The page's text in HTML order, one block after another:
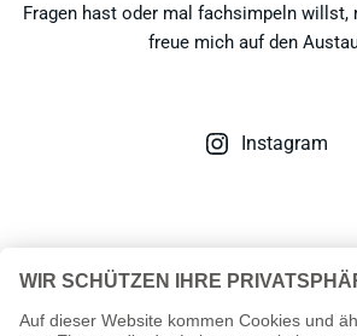
Fragen hast oder mal fachsimpeln willst,
freue mich auf den
Instagram
Wenn Du mehr über meinen
möchtest, von der operativen Arbeit im